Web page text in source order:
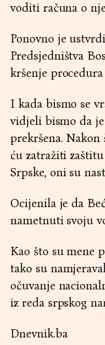
voditi računa o
Ponovno je
Predsjedništva
kršenje
I kada bismo se
vidjeli bismo da
prekršena.
ću zatražiti
Srpske, oni su
Ocijenila je da
nametnuti svoju
Kao što su mene
tako su
očuvanje
iz reda srpskog
Dnevnik.ba